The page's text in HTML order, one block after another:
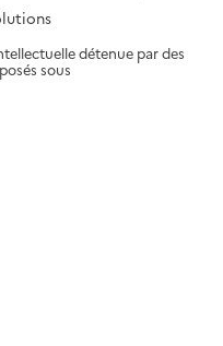
détenue par des
sous